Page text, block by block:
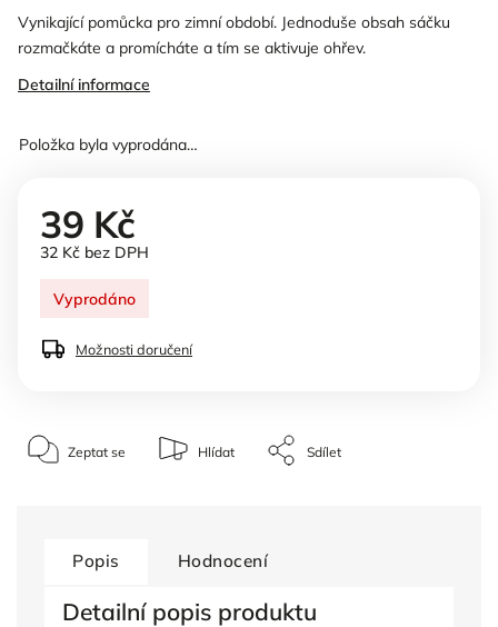
Vynikající pomůcka pro zimní období. Jednoduše obsah sáčku
rozmačkáte a promícháte a tím se aktivuje ohřev.
Detailní informace
Položka byla vyprodána…
39 Kč
32 Kč bez DPH
Vyprodáno
Možnosti doručení
Zeptat se Hlídat Sdílet
Popis Hodnocení
Detailní popis produktu